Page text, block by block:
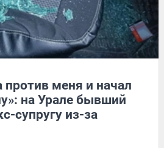
против меня и начал
на Урале бывший
супругу из-за